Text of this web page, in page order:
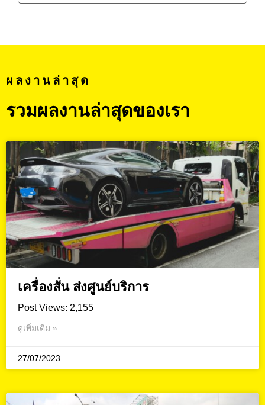
ผลงานล่าสุด
รวมผลงานล่าสุดของเรา
เครื่องสั่น ส่งศูนย์บริการ
Post Views: 2,155
ดูเพิ่มเติม »
27/07/2023